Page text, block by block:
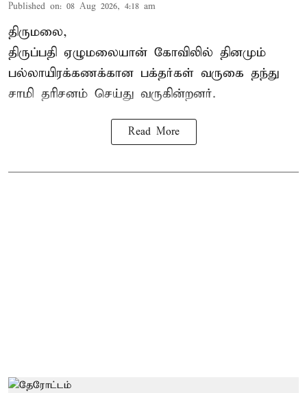
Published on: 08 Aug 2026, 4:18 am
திருமலை,
திருப்பதி ஏழுமலையான் கோவிலில் தினமும்
பல்லாயிரக்கணக்கான பக்தர்கள் வருகை தந்து
சாமி தரிசனம் செய்து வருகின்றனர்.
Read More